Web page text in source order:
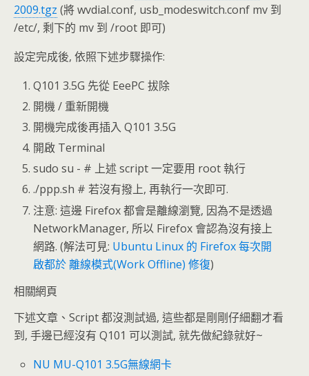
2009.tgz (將 wvdial.conf, usb_modeswitch.conf mv 到
/etc/, 剩下的 mv 到 /root 即可)
設定完成後, 依照下述步驟操作:
Q101 3.5G 先從 EeePC 拔除
開機 / 重新開機
開機完成後再插入 Q101 3.5G
開啟 Terminal
sudo su - # 上述 script 一定要用 root 執行
./ppp.sh # 若沒有撥上, 再執行一次即可.
注意: 這邊 Firefox 都會是離線瀏覽, 因為不是透過
NetworkManager, 所以 Firefox 會認為沒有接上
網路. (解法可見: Ubuntu Linux 的 Firefox 每次開
啟都於 離線模式(Work Offline) 修復)
相關網頁
下述文章、Script 都沒測試過, 這些都是剛剛仔細翻才看
到, 手邊已經沒有 Q101 可以測試, 就先做紀錄就好~
NU MU-Q101 3.5G無線網卡